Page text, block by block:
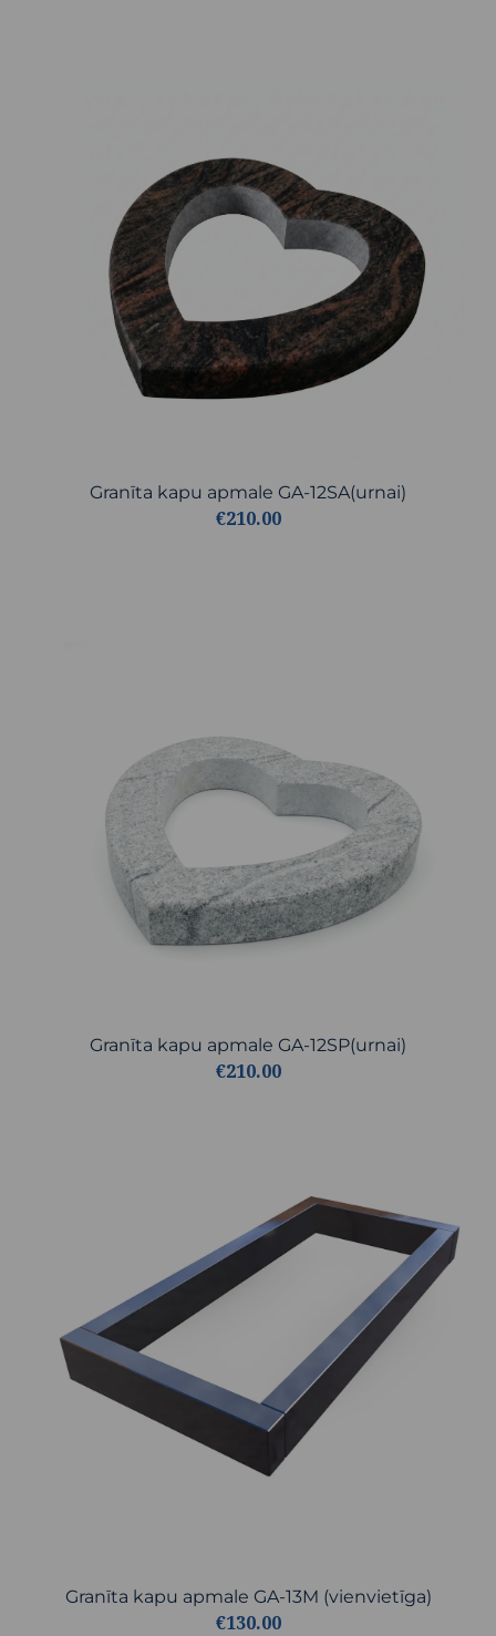
Granīta kapu apmale GA-12SA(urnai)
€210.00
Granīta kapu apmale GA-12SP(urnai)
€210.00
Granīta kapu apmale GA-13M (vienvietīga)
€130.00